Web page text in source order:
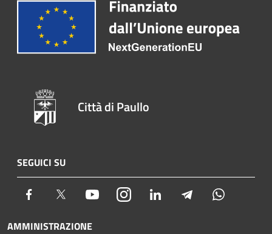
Città di Paullo
SEGUICI SU
Facebook Twitter YoutubeInstagram LinkedIn Telegram
AMMINISTRAZIONE